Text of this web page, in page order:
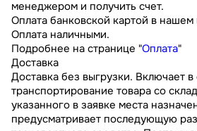
менеджером и получить счет.
Оплата банковской картой в
Оплата наличными.
Подробнее на странице "Оплата"
Доставка
Доставка без выгрузки. Включает в
транспортирование товара со
указанного в заявке места
предусматривает последующую